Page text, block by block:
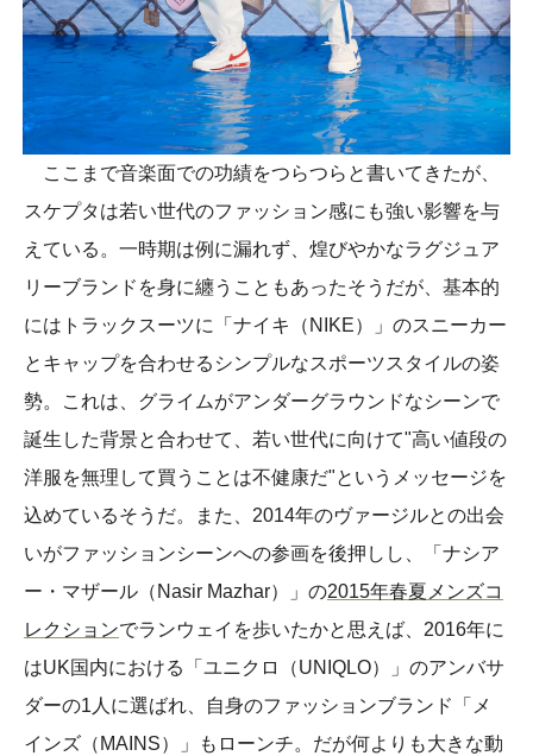
ここまで音楽面での功績をつらつらと書いてきたが、
スケプタは若い世代のファッション感にも強い影響を与
えている。一時期は例に漏れず、煌びやかなラグジュア
リーブランドを身に纏うこともあったそうだが、基本的
にはトラックスーツに「ナイキ（NIKE）」のスニーカー
とキャップを合わせるシンプルなスポーツスタイルの姿
勢。これは、グライムがアンダーグラウンドなシーンで
誕生した背景と合わせて、若い世代に向けて"高い値段の
洋服を無理して買うことは不健康だ"というメッセージを
込めているそうだ。また、2014年のヴァージルとの出会
いがファッションシーンへの参画を後押しし、「ナシア
ー・マザール（Nasir Mazhar）」の2015年春夏メンズコ
レクションでランウェイを歩いたかと思えば、2016年に
はUK国内における「ユニクロ（UNIQLO）」のアンバサ
ダーの1人に選ばれ、自身のファッションブランド「メ
インズ（MAINS）」もローンチ。だが何よりも大きな動